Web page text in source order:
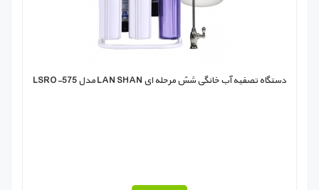
دستگاه تصفیه آب خانگی شش مرحله ای LAN SHAN مدل LSRO-575